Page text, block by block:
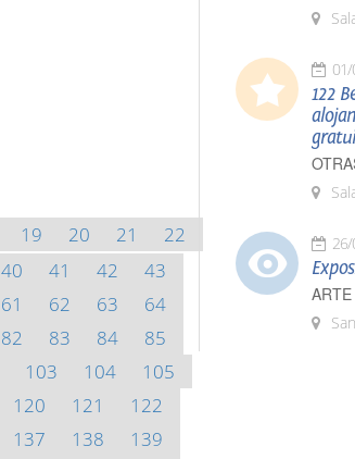
19 20 21
22
40 41 42
43
61 62 63
64
82 83 84
85
103 104
105
120 121
122
137 138
139
122